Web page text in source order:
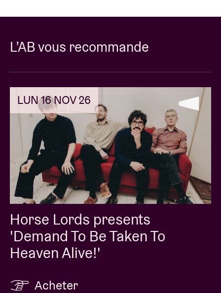
L’AB vous recommande
LUN 16 NOV 26
Horse Lords presents
'Demand To Be Taken To
Heaven Alive!'
Acheter